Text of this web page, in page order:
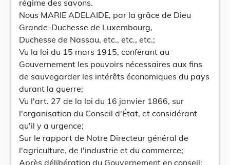
régime des savons.
Nous MARIE ADELAIDE, par la grâce de Dieu
Grande-Duchesse de Luxembourg,
Duchesse de Nassau, etc., etc., etc.;
Vu la loi du 15 mars 1915, conférant au
Gouvernement les pouvoirs nécessaires aux fins
de sauvegarder les intérêts économiques du pays
durant la guerre;
Vu l'art. 27 de la loi du 16 janvier 1866, sur
l'organisation du Conseil d'État, et considérant
qu'il y a urgence;
Sur le rapport de Notre Directeur général de
l'agriculture, de l'industrie et du commerce;
Après délibération du Gouvernement en conseil;